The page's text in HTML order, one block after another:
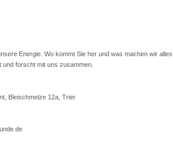
Energie. Wo kommt Sie her und was machen wir
forscht mit uns zusammen.
Bleischmelze 12a, Trier